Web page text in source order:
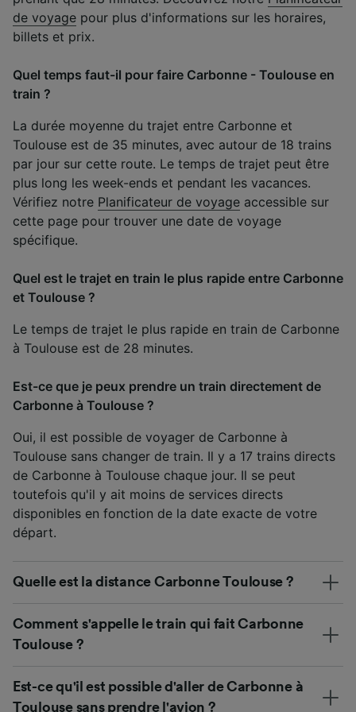
de voyage pour plus d'informations sur les horaires,
billets et prix.
Quel temps faut-il pour faire Carbonne - Toulouse en
train ?
La durée moyenne du trajet entre Carbonne et
Toulouse est de 35 minutes, avec autour de 18 trains
par jour sur cette route. Le temps de trajet peut être
plus long les week-ends et pendant les vacances.
Vérifiez notre Planificateur de voyage accessible sur
cette page pour trouver une date de voyage
spécifique.
Quel est le trajet en train le plus rapide entre Carbonne
et Toulouse ?
Le temps de trajet le plus rapide en train de Carbonne
à Toulouse est de 28 minutes.
Est-ce que je peux prendre un train directement de
Carbonne à Toulouse ?
Oui, il est possible de voyager de Carbonne à
Toulouse sans changer de train. Il y a 17 trains directs
de Carbonne à Toulouse chaque jour. Il se peut
toutefois qu'il y ait moins de services directs
disponibles en fonction de la date exacte de votre
départ.
Quelle est la distance Carbonne Toulouse ?
Comment s'appelle le train qui fait Carbonne
Toulouse ?
Est-ce qu'il est possible d'aller de Carbonne à
Toulouse sans prendre l'avion ?